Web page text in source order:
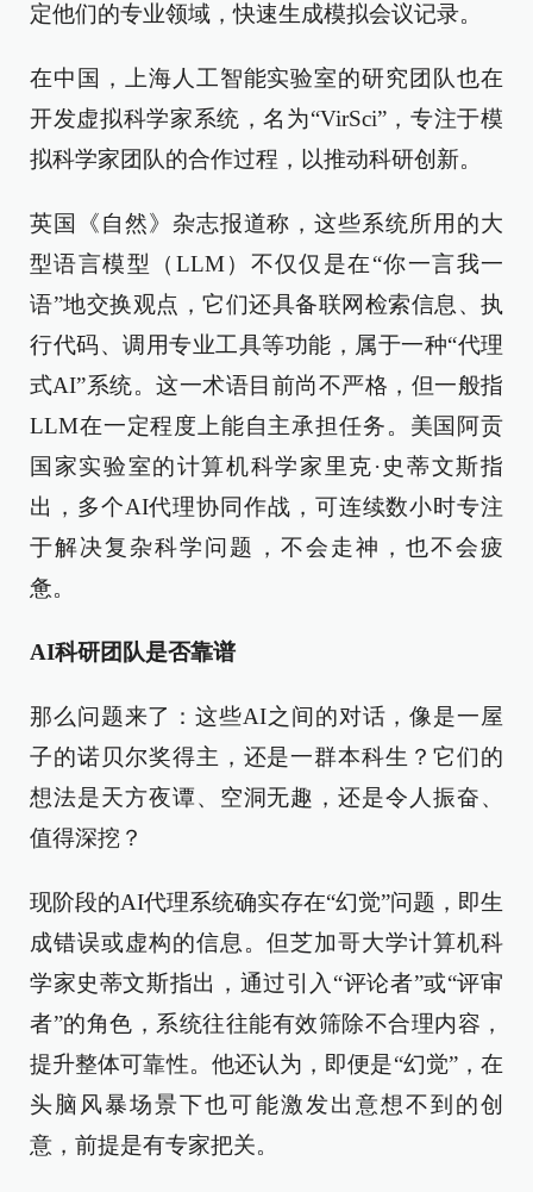
定他们的专业领域，快速生成模拟会议记录。
在中国，上海人工智能实验室的研究团队也在
开发虚拟科学家系统，名为“VirSci”，专注于模
拟科学家团队的合作过程，以推动科研创新。
英国《自然》杂志报道称，这些系统所用的大
型语言模型（LLM）不仅仅是在“你一言我一
语”地交换观点，它们还具备联网检索信息、执
行代码、调用专业工具等功能，属于一种“代理
式AI”系统。这一术语目前尚不严格，但一般指
LLM在一定程度上能自主承担任务。美国阿贡
国家实验室的计算机科学家里克·史蒂文斯指
出，多个AI代理协同作战，可连续数小时专注
于解决复杂科学问题，不会走神，也不会疲
惫。
AI科研团队是否靠谱
那么问题来了：这些AI之间的对话，像是一屋
子的诺贝尔奖得主，还是一群本科生？它们的
想法是天方夜谭、空洞无趣，还是令人振奋、
值得深挖？
现阶段的AI代理系统确实存在“幻觉”问题，即生
成错误或虚构的信息。但芝加哥大学计算机科
学家史蒂文斯指出，通过引入“评论者”或“评审
者”的角色，系统往往能有效筛除不合理内容，
提升整体可靠性。他还认为，即便是“幻觉”，在
头脑风暴场景下也可能激发出意想不到的创
意，前提是有专家把关。